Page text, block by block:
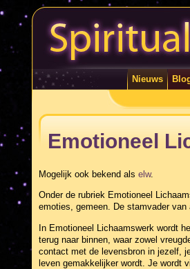
Nieuws
Emotioneel
Mogelijk ook bekend als elw.
Onder de rubriek Emotioneel
emoties, gemeen. De stamvader
In Emotioneel Lichaamswerk wordt
terug naar binnen, waar zowel
contact met de levensbron in jezelf,
leven gemakkelijker wordt. Je wordt